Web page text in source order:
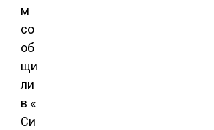
м
со
об
щи
ли
в «
Си